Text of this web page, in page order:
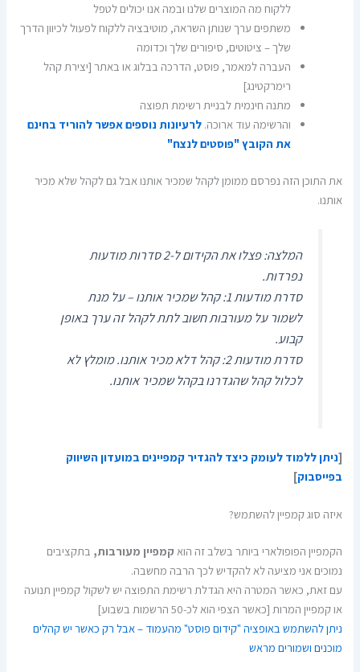
ללקוח מה המוצרים שלנו ובמה אנו יכולים לטפל
משתפים ערך שנותן השראה, מוטיבציה ללקוח לפעול לכיוון הדרך
שלך – ציטוטים, סיפורים שלך וכדומה
העברה למאמר, פוסט, הדרכה בבלוג או באתר [יצירת קהל
רימרקטינג]
מתנה חינמית לבניית רשימת תפוצה
והרשימה עוד ארוכה.לרעיונות נוספים אפשר להוריד בחינם
את הקובץ "פוסטים לנצח"
את התוכן הזה נפרסם ממומן לקהל שמכיר אותנו אבל גם לקהל שלא מכיר
אותנו.
המלצה: פצלו את הקידום ל-2 סדרות מודעות
נפרדות.
סדרת מודעות 1: קהל שמכיר אותנו – על מנת
לשמור על מעורבות חשוב לתת לקהל זה ערך באופן
קבוע.
סדרת מודעות 2: קהל דלא מכיר אותנו. מומלץ לא
לכלול קהל שהגדרנו בקהל שמכיר אותנו.
[ניתן ללמוד לעומק כיצד להגדיר קמפיינים במועדון השיווק
בפייסבוק]
איזה סוג קמפיין להשתמש?
הקמפיין הפופולארי ביותר בשלב זה הוא קמפיין מעורבות, בתקציבים
נמוכים אני מציעה לא להקדיש לכך הרבה מחשבה.
עם זאת, כאשר המטרה היא הגדלת רשימת התפוצה יש לשקול קמפיין תנועה
או קמפיין המרות [כאשר הצפי הוא לכ-50 הרשמות בשבוע]
ניתן להשתמש באופציה "קידום פוסט" מהעמוד – אבל רק כאשר יש קהלים
מוכנים ושמורים מראש